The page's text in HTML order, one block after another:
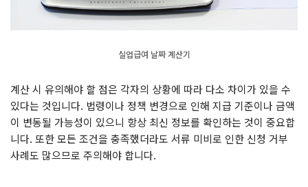
실업급여 날짜 계산기
계산 시 유의해야 할 점은 각자의 상황에 따라 다소 차이가 있을 수
있다는 것입니다. 법령이나 정책 변경으로 인해 지급 기준이나 금액
이 변동될 가능성이 있으니 항상 최신 정보를 확인하는 것이 중요합
니다. 또한 모든 조건을 충족했더라도 서류 미비로 인한 신청 거부
사례도 많으므로 주의해야 합니다.